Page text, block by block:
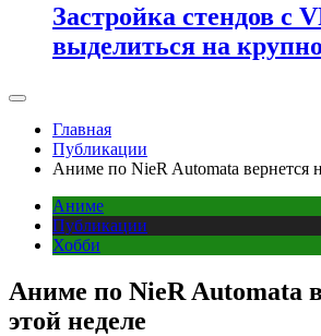
Застройка стендов с
выделиться на
Главная
Публикации
Аниме по NieR Automata вернется
Аниме
Публикации
Хобби
Аниме по NieR Automata
этой неделе